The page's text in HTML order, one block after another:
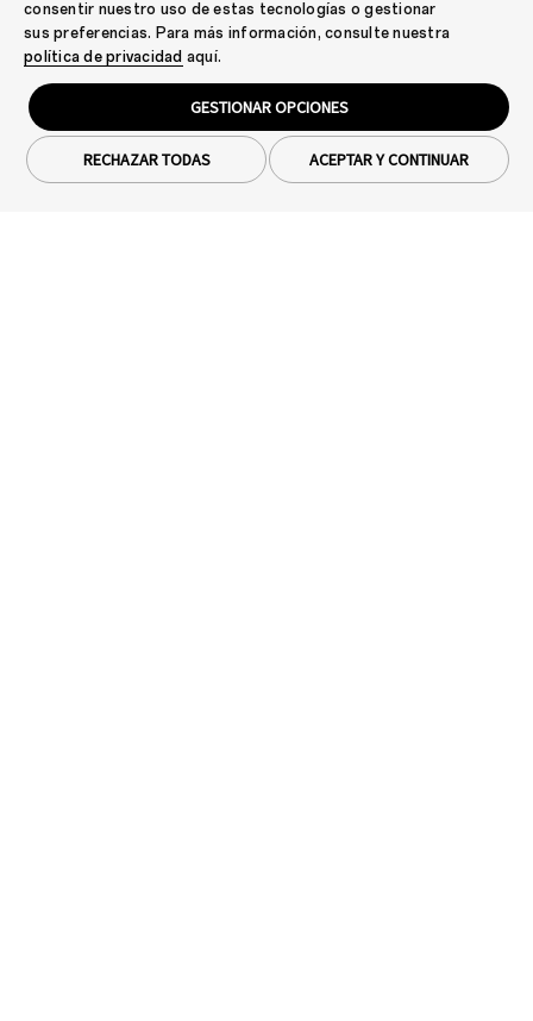
consentir nuestro uso de estas tecnologías o gestionar
sus preferencias. Para más información, consulte nuestra
política de privacidad aquí.
GESTIONAR OPCIONES
ACEPTAR Y CONTINUAR
RECHAZAR TODAS